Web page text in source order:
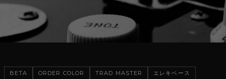
BETA ORDER COLOR TRAD MASTER エレキベース